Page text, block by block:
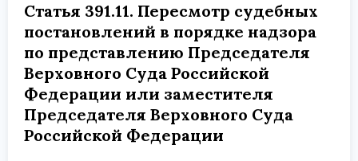
Статья 391.11. Пересмотр судебных
постановлений в порядке надзора
по представлению Председателя
Верховного Суда Российской
Федерации или заместителя
Председателя Верховного Суда
Российской Федерации